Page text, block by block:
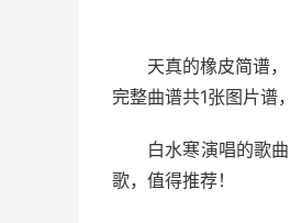
天真的橡皮简谱
完整曲谱共1张图片谱
白水寒演唱的歌
歌，值得推荐！